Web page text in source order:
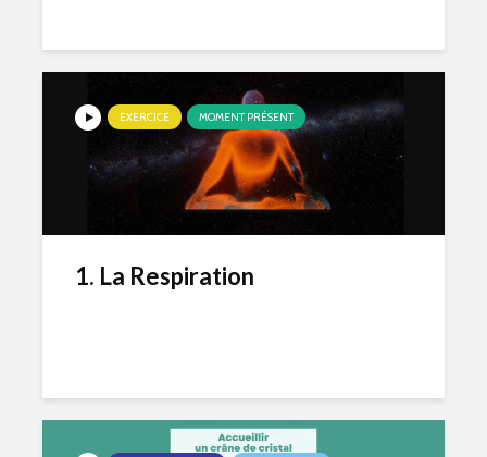
EXERCICE MOMENT PRÉSENT
1. La Respiration